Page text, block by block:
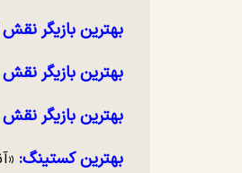
بهترین بازیگر
بهترین بازیگر
بهترین بازیگر
بهترین کستینگ: